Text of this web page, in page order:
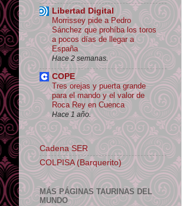
Libertad Digital
Morrissey pide a Pedro
Sánchez que prohíba los toros
a pocos días de llegar a
España
Hace 2 semanas.
COPE
Tres orejas y puerta grande
para el mando y el valor de
Roca Rey en Cuenca
Hace 1 año.
Cadena SER
COLPISA (Barquerito)
MÁS PÁGINAS TAURINAS DEL
MUNDO